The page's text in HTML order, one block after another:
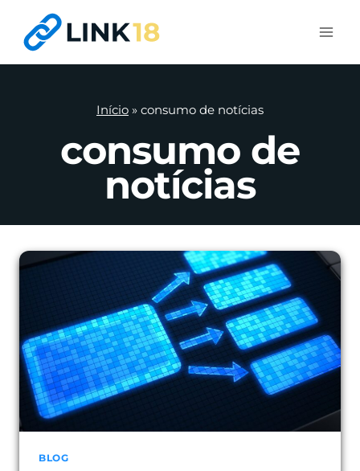
para
Início » consumo de notícias
consumo de
notícias
BLOG